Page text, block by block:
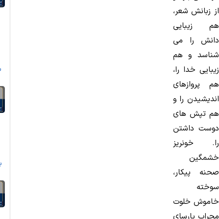
از زبانش شعر،
هم زیبایی
دانش را می
شناسد و هم
زیبایی خدا را،
هم پروازهای
اندیشیدن را و
هم تپش های
دوست داشتن
را. خونریز
خشمگین
صحنه پیكار،
سوخته
خاموش خلوت
محراب پارسای